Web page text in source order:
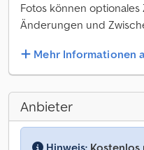
Fotos können
Änderungen und
Mehr Informationen
Anbieter